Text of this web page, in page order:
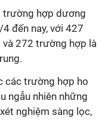
trường hợp dương
đến nay, với 427
272 trường hợp là
các trường hợp ho
ngẫu nhiên những
nghiệm sàng lọc,